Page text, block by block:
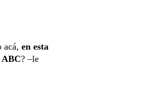
acá, en esta
? –le